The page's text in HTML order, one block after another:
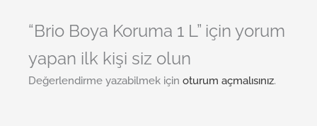
“Brio Boya Koruma 1 L” için yorum
yapan ilk kişi siz olun
Değerlendirme yazabilmek için oturum açmalısınız.